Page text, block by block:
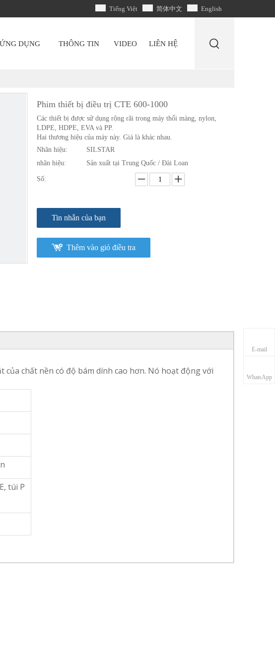
Tiếng Việt 简体中文 English
ỨNG DỤNG THÔNG TIN VIDEO LIÊN HỆ
Phim thiết bị điều trị CTE 600-1000
Các thiết bị được sử dụng rộng rãi trong máy thổi màng, nylon,
LDPE, HDPE, EVA và PP.
Hai thương hiệu của máy này. Giá là khác nhau.
Nhãn hiệu:
SILSTAR
nhãn hiệu:
Sản xuất tại Trung Quốc / Đài Loan
Số:
Tin nhắn của bạn
Thêm vào giỏ điều tra
của chất nền có độ bám dính cao hơn. Nó hoạt động với
túi P
E-mail
WhatsApp